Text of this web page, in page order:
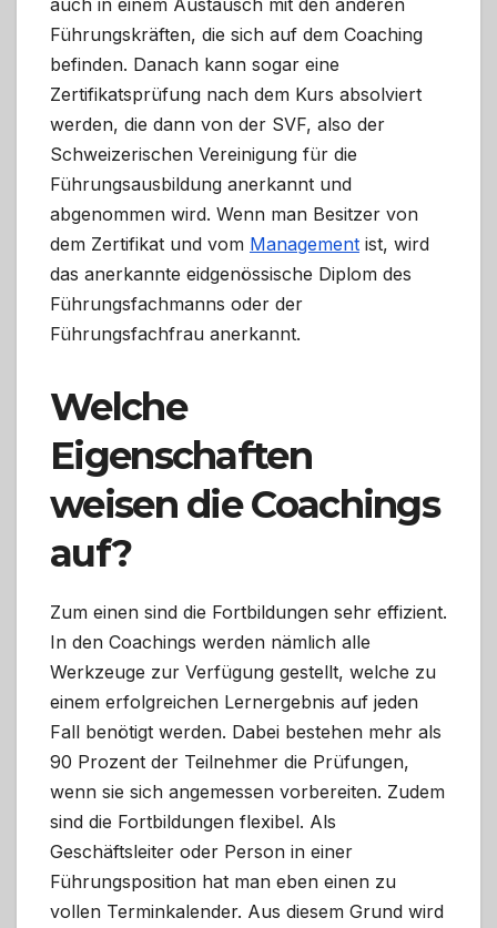
Führungskräften, die sich auf dem Coaching
befinden. Danach kann sogar eine
Zertifikatsprüfung nach dem Kurs absolviert
werden, die dann von der SVF, also der
Schweizerischen Vereinigung für die
Führungsausbildung anerkannt und
abgenommen wird. Wenn man Besitzer von
dem Zertifikat und vom Management ist, wird
das anerkannte eidgenössische Diplom des
Führungsfachmanns oder der
Führungsfachfrau anerkannt.
Welche
Eigenschaften
weisen die Coachings
auf?
Zum einen sind die Fortbildungen sehr effizient.
In den Coachings werden nämlich alle
Werkzeuge zur Verfügung gestellt, welche zu
einem erfolgreichen Lernergebnis auf jeden
Fall benötigt werden. Dabei bestehen mehr als
90 Prozent der Teilnehmer die Prüfungen,
wenn sie sich angemessen vorbereiten. Zudem
sind die Fortbildungen flexibel. Als
Geschäftsleiter oder Person in einer
Führungsposition hat man eben einen zu
vollen Terminkalender. Aus diesem Grund wird